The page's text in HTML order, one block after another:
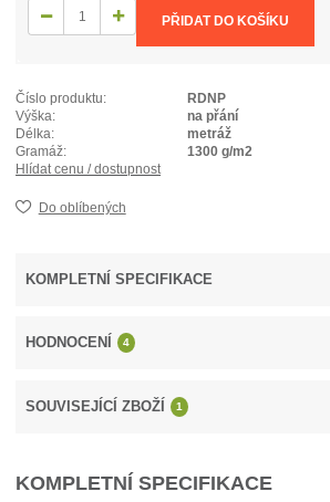
PŘIDAT DO KOŠÍKU
Číslo produktu:
RDNP
Výška:
na přání
Délka:
metráž
Gramáž:
1300 g/m2
Hlídat cenu / dostupnost
Do oblíbených
KOMPLETNÍ SPECIFIKACE
HODNOCENÍ 4
SOUVISEJÍCÍ ZBOŽÍ 1
KOMPLETNÍ SPECIFIKACE